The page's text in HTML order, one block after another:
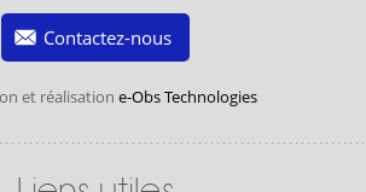
Contactez-nous
et réalisation e-Obs Technologies